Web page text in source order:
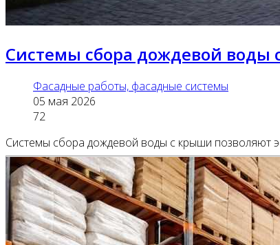
Системы сбора дождевой
Фасадные работы, фасадные системы
05 мая 2026
72
Системы сбора дождевой воды с крыши позволяют